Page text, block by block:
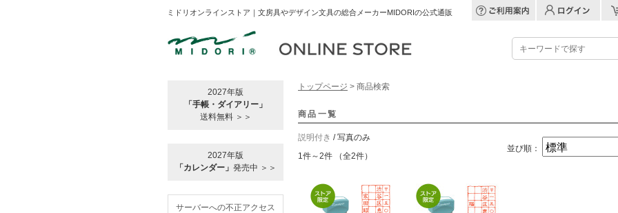
ミドリオンラインストア｜文房具やデザイン文具の総合メーカーMIDORIの公式通販
2027年版
「手帳・ダイアリー」
送料無料 ＞＞
2027年版
「カレンダー」 発売中 ＞＞
サーバーへの不正アクセス
トップページ > 商品検索
商品一覧
並び順：
説明付き / 写真のみ
1件～2件 （全2件）